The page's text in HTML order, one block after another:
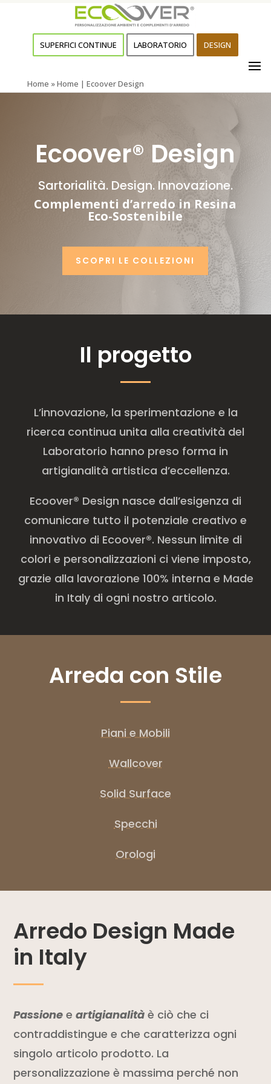
SUPERFICI CONTINUE LABORATORIO DESIGN
Home »Home | Ecoover Design
Ecoover® Design
Sartorialità. Design. Innovazione.
Complementi d’arredo in Resina
Eco-Sostenibile
SCOPRI LE COLLEZIONI
Il progetto
L’innovazione, la sperimentazione e la
ricerca continua unita alla creatività del
Laboratorio hanno preso forma in
artigianalità artistica d’eccellenza.
Ecoover® Design nasce dall’esigenza di
comunicare tutto il potenziale creativo e
innovativo di Ecoover®. Nessun limite di
colori e personalizzazioni ci viene imposto,
grazie alla lavorazione 100% interna e Made
in Italy di ogni nostro articolo.
Arreda con Stile
Piani e Mobili
Wallcover
Solid Surface
Specchi
Orologi
Arredo Design Made
in Italy
Passione e artigianalità è ciò che ci
contraddistingue e che caratterizza ogni
singolo articolo prodotto. La
personalizzazione è massima perché non